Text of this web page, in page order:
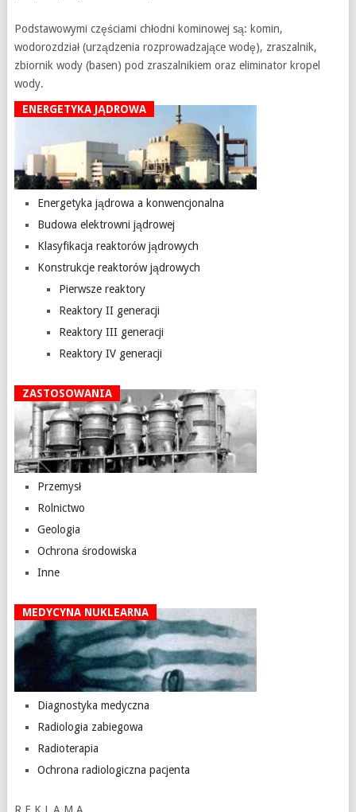
Podstawowymi częściami chłodni kominowej są: komin,
wodorozdział (urządzenia rozprowadzające wodę), zraszalnik,
zbiornik wody (basen) pod zraszalnikiem oraz eliminator kropel
wody.
ENERGETYKA JĄDROWA
Energetyka jądrowa a konwencjonalna
Budowa elektrowni jądrowej
Klasyfikacja reaktorów jądrowych
Konstrukcje reaktorów jądrowych
Pierwsze reaktory
Reaktory II generacji
Reaktory III generacji
Reaktory IV generacji
ZASTOSOWANIA
Przemysł
Rolnictwo
Geologia
Ochrona środowiska
Inne
MEDYCYNA NUKLEARNA
Diagnostyka medyczna
Radiologia zabiegowa
Radioterapia
Ochrona radiologiczna pacjenta